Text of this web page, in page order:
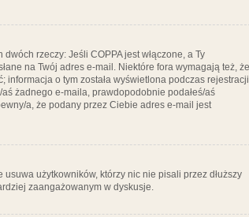
rzeczy: Jeśli COPPA jest włączone, a Ty
na Twój adres e-mail. Niektóre fora wymagają też,
o tym została wyświetlona podczas
żadnego e-maila, prawdopodobnie podałeś/aś
a, że podany przez Ciebie adres e-mail jest
użytkowników, którzy nic nie pisali przez dłuższy
zaangażowanym w dyskusje.